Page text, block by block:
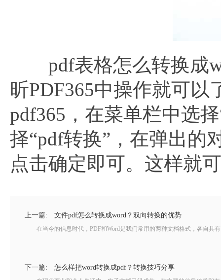
pdf表格怎么转换成
昕PDF365中操作就可
pdf365，在菜单栏中选
择“pdf转换”，在弹出的
点击确定即可。这样就
上一篇: 文件pdf怎么转换成word？双向转换的优势
在当今的信息时代，PDF和Word是我们常用的两种文档格式，各自具
下一篇: 怎么样把word转换成pdf？转换技巧分享